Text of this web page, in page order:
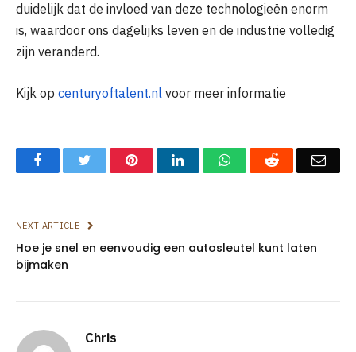
duidelijk dat de invloed van deze technologieën enorm
is, waardoor ons dagelijks leven en de industrie volledig
zijn veranderd.
Kijk op centuryoftalent.nl voor meer informatie
FacebookTwitter PinterestLinkedInWhatsAppReddit
NEXT ARTICLE
Hoe je snel en eenvoudig een autosleutel kunt laten
bijmaken
Chris